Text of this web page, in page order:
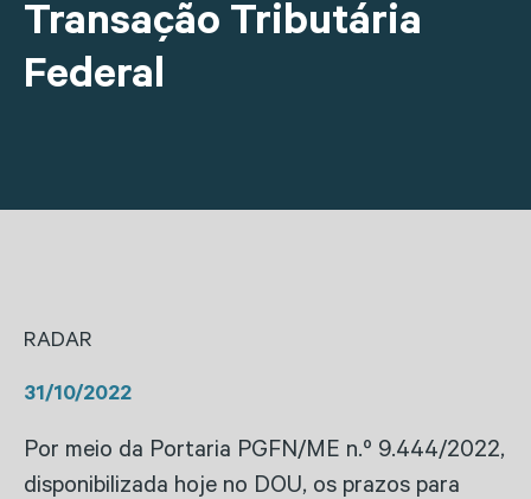
Transação Tributária
Federal
RADAR
31/10/2022
Por meio da Portaria PGFN/ME n.º 9.444/2022,
disponibilizada hoje no DOU, os prazos para